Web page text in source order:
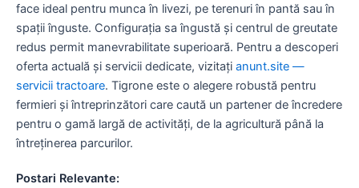
face ideal pentru munca în livezi, pe terenuri în pantă sau în
spații înguste. Configurația sa îngustă și centrul de greutate
redus permit manevrabilitate superioară. Pentru a descoperi
oferta actuală și servicii dedicate, vizitați anunt.site —
servicii tractoare. Tigrone este o alegere robustă pentru
fermieri și întreprinzători care caută un partener de încredere
pentru o gamă largă de activități, de la agricultură până la
întreținerea parcurilor.
Postari Relevante: